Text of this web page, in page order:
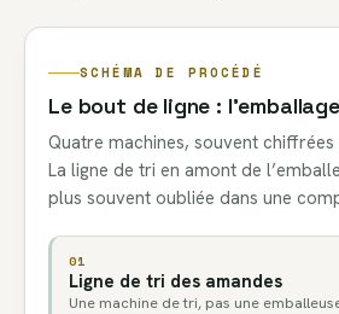
SCHÉMA DE PROCÉDÉ
Le bout de ligne : l’emballage
Quatre machines, souvent
La ligne de tri en amont de
plus souvent oubliée dans une
01
Ligne de tri des amandes
Une machine de tri, pas une